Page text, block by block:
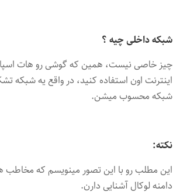
شبکه داخلی چیه ؟
چیز خاصی نیست، همین که گوشی رو هات
اینترنت اون استفاده کنید، در واقع یه شبکه
شبکه محسوب میشن.
نکته:
این مطلب رو با این تصور مینویسم که مخاطب
دامنه لوکال آشنایی دارن.